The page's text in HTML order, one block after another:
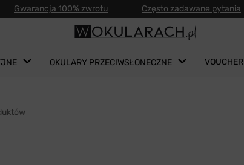
Gwarancja 100% zwrotu Często zadawane pytania
OKULARY PRZECIWSŁONECZNE VOUCHER